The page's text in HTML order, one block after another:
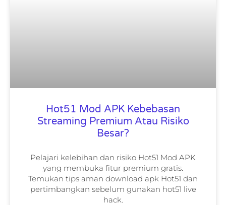
Hot51 Mod APK Kebebasan
Streaming Premium Atau Risiko
Besar?
Pelajari kelebihan dan risiko Hot51 Mod APK
yang membuka fitur premium gratis.
Temukan tips aman download apk Hot51 dan
pertimbangkan sebelum gunakan hot51 live
hack.